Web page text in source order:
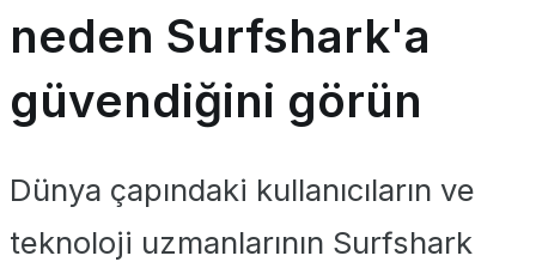
neden Surfshark'a
güvendiğini görün
Dünya çapındaki kullanıcıların ve
teknoloji uzmanlarının Surfshark